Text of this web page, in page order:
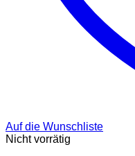
Auf die Wunschliste
Nicht vorrätig